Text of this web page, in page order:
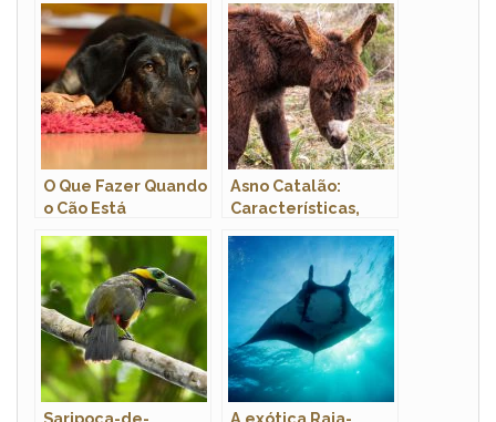
D’Água?
O Que Fazer Quando
o Cão Está
Amarelo?
Asno Catalão:
Características,
Fotos
Saripoca-de- A exótica Raia-